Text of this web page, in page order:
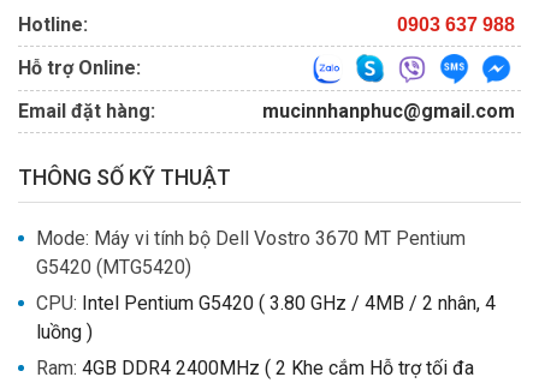
Hotline: 0903 637 988
Hỗ trợ Online:
Email đặt hàng:
mucinnhanphuc@gmail.com
THÔNG SỐ KỸ THUẬT
Mode: Máy vi tính bộ Dell Vostro 3670 MT Pentium
G5420 (MTG5420)
CPU: Intel Pentium G5420 ( 3.80 GHz / 4MB / 2 nhân, 4
luồng )
Ram: 4GB DDR4 2400MHz ( 2 Khe cắm Hỗ trợ tối đa